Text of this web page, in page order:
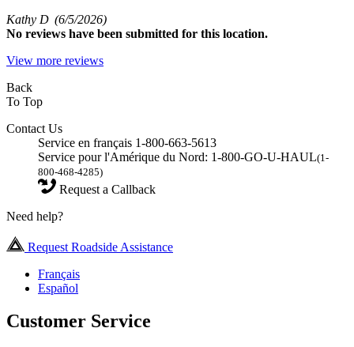
Kathy D (6/5/2026)
No reviews have been submitted for this location.
View more reviews
Back
To Top
Contact Us
Service en français 1-800-663-5613
Service pour l'Amérique du Nord: 1-800-GO-U-HAUL(1-
800-468-4285)
Request a Callback
Need help?
Request Roadside Assistance
Français
Español
Customer Service